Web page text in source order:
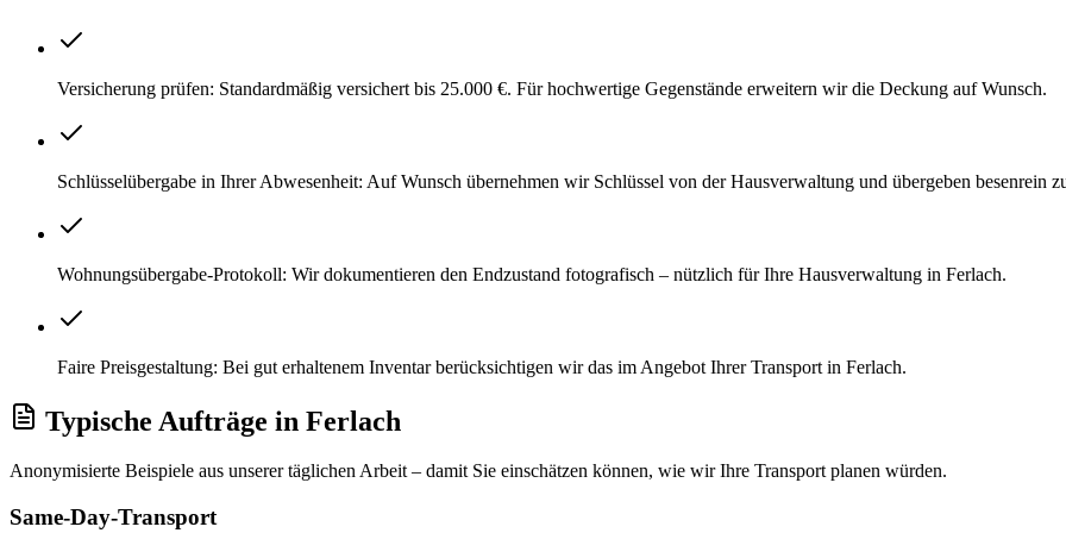
Versicherung prüfen: Standardmäßig versichert bis 25.000 €. Für hochwertige Gegenstände erweitern wir die Deckung auf Wunsch.
Schlüsselübergabe in Ihrer Abwesenheit: Auf Wunsch übernehmen wir Schlüssel von der Hausverwaltung und übergeben besenrein
Wohnungsübergabe-Protokoll: Wir dokumentieren den Endzustand fotografisch – nützlich für Ihre Hausverwaltung in Ferlach.
Faire Preisgestaltung: Bei gut erhaltenem Inventar berücksichtigen wir das im Angebot Ihrer Transport in Ferlach.
Typische Aufträge in Ferlach
Anonymisierte Beispiele aus unserer täglichen Arbeit – damit Sie einschätzen können, wie wir Ihre Transportplanen würden.
Same-Day-Transport